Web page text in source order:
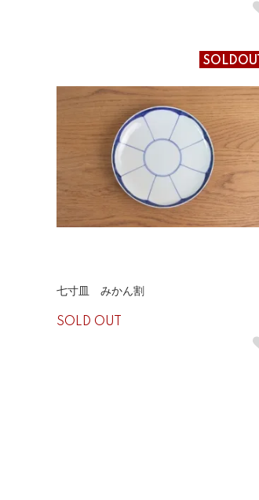
SOLDOUT
七寸皿 みかん割
SOLD OUT